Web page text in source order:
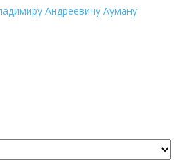
Андреевичу Ауману